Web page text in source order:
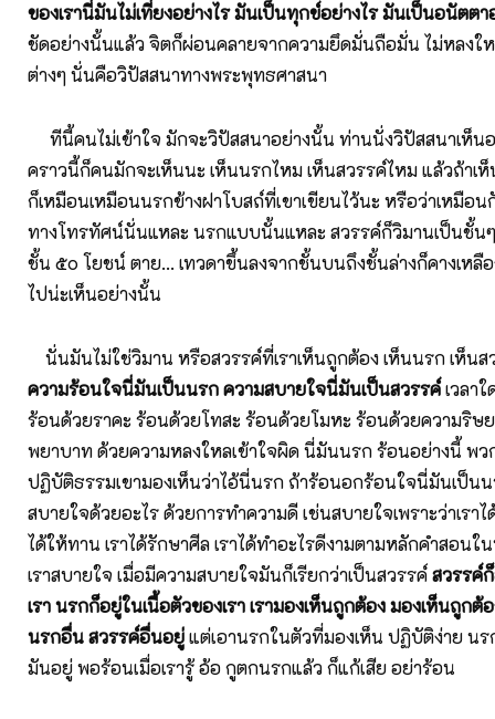
ของเรานี่มันไม่เที่ยงอย่างไร มันเป็นทุกข์อย่างไร มันเป็นอนัตตา
ชัดอย่างนั้นแล้ว จิตก็ผ่อนคลายจากความยึดมั่นถือมั่น ไม่หลงให
ต่างๆ นั่นคือวิปัสสนาทางพระพุทธศาสนา
ทีนี้คนไม่เข้าใจ มักจะวิปัสสนาอย่างนั้น ท่านนั่งวิปัสสนาเห็น
คราวนี้ก็คนมักจะเห็นนะ เห็นนรกไหม เห็นสวรรค์ไหม แล้วถ้าเ
ก็เหมือนเหมือนนรกข้างฝาโบสถ์ที่เขาเขียนไว้นะ หรือว่าเหมือ
ทางโทรทัศน์นั่นแหละ นรกแบบนั้นแหละ สวรรค์ก็วิมานเป็นชั้น
ชั้น ๕๐ โยชน์ ตาย... เทวดาขึ้นลงจากชั้นบนถึงชั้นล่างก็คางเหลื
ไปน่ะเห็นอย่างนั้น
นั่นมันไม่ใช่วิมาน หรือสวรรค์ที่เราเห็นถูกต้อง เห็นนรก เห็นส
ความร้อนใจนี่มันเป็นนรก ความสบายใจนี่มันเป็นสวรรค์เวลาใ
ร้อนด้วยราคะ ร้อนด้วยโทสะ ร้อนด้วยโมหะ ร้อนด้วยความริษ
พยาบาท ด้วยความหลงใหลเข้าใจผิด นี่มันนรก ร้อนอย่างนี้ พ
ปฏิบัติธรรมเขามองเห็นว่าไอ้นี่นรก ถ้าร้อนอกร้อนใจนี่มันเป็น
สบายใจด้วยอะไร ด้วยการทำความดี เช่นสบายใจเพราะว่าเราไ
ได้ให้ทาน เราได้รักษาศีล เราได้ทำอะไรดีงามตามหลักคำสอนใ
เราสบายใจ เมื่อมีความสบายใจมันก็เรียกว่าเป็นสวรรค์สวรรค์
เรา นรกก็อยู่ในเนื้อตัวของเรา เรามองเห็นถูกต้อง มองเห็นถูกต้
นรกอื่น สวรรค์อื่นอยู่แต่เอานรกในตัวที่มองเห็น ปฏิบัติง่าย นร
มันอยู่ พอร้อนเมื่อเรารู้ อ้อ กูตกนรกแล้ว ก็แก้เสีย อย่าร้อน